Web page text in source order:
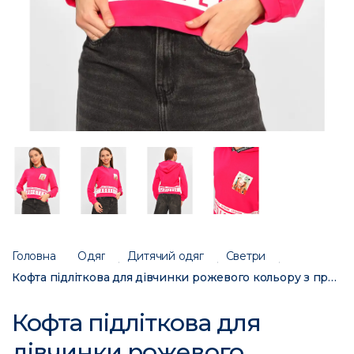
Головна Одяг Дитячий одяг
Светри
Кофта підліткова для дівчинки рожевого кольору з принтом 207594C
Кофта підліткова для